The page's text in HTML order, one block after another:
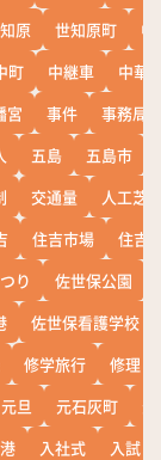
原 世知原町
中
町 中継車
中華
宮 事件
事務局
五島 五島市
交通量
人工芝
住吉市場
住吉
り 佐世保公園
佐世保看護学校
修学旅行
修理
元旦 元石灰町
入社式
入試